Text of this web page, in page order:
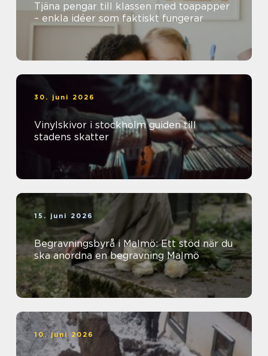
Tjäna pengar till klassen med toapapper
– enkla idéer som faktiskt fungerar
30. juni 2026
Vinylskivor i stockholm guiden till
stadens skatter
15. juni 2026
Begravningsbyrå i Malmö: Ett stöd när du
ska anordna en begravning Malmö
10. juni 2026